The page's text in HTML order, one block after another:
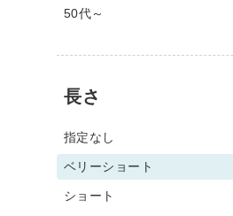
50代～
長さ
指定なし
ベリーショート
ショート